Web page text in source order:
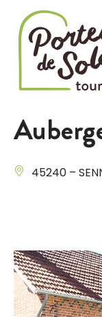
45240 –